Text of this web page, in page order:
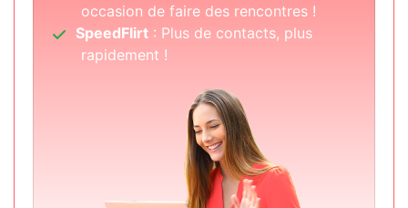
occasion de faire des rencontres !
SpeedFlirt: Plus de contacts, plus
rapidement !